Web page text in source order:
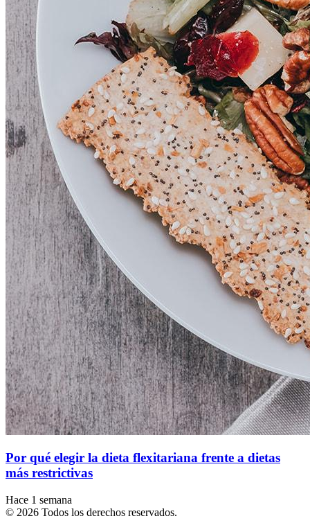
Por qué elegir la dieta flexitariana frente a dietas
más restrictivas
Hace 1 semana
© 2026 Todos los derechos reservados.